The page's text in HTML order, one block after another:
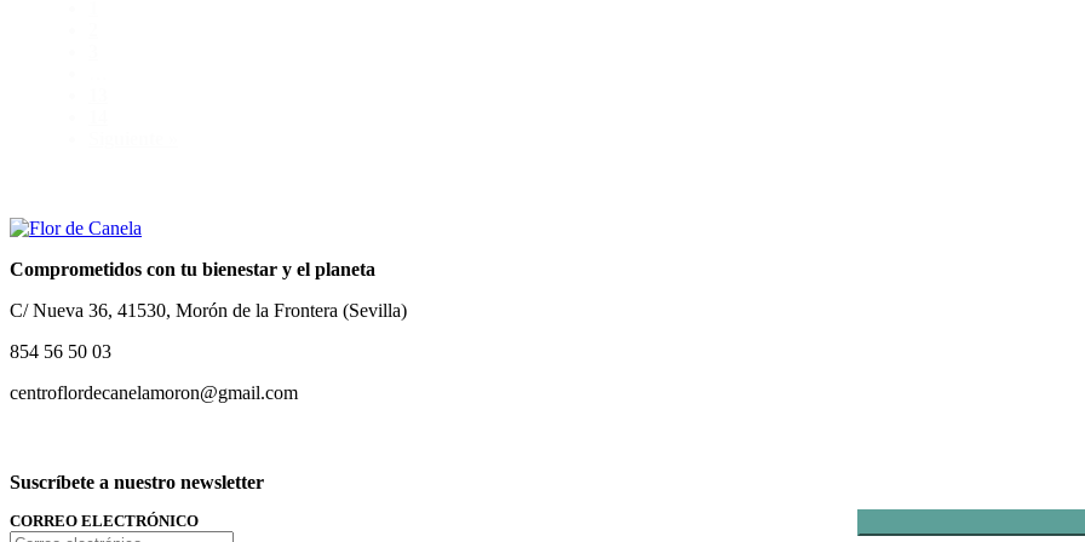
Comprometidos con tu bienestar y el planeta
C/ Nueva 36, 41530, Morón de la Frontera (Sevilla)
854 56 50 03
centroflordecanelamoron@gmail.com
Suscríbete a nuestro newsletter
CORREO ELECTRÓNICO